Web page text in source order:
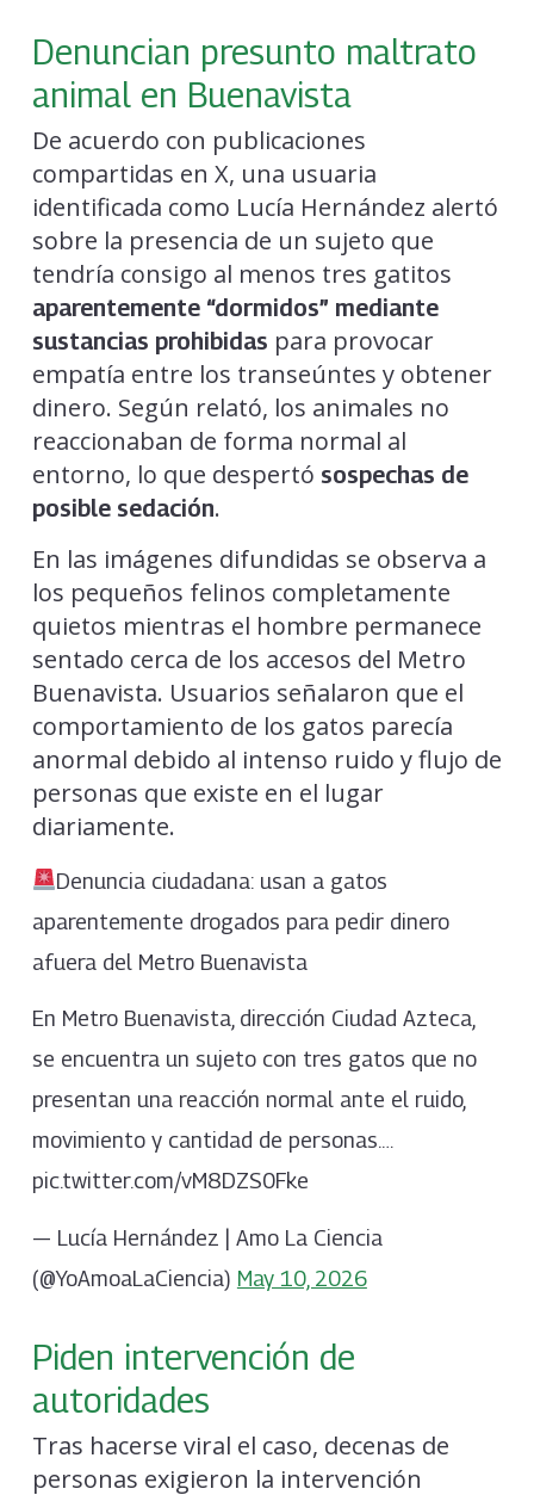
Denuncian presunto maltrato
animal en Buenavista
De acuerdo con publicaciones
compartidas en X, una usuaria
identificada como Lucía Hernández alertó
sobre la presencia de un sujeto que
tendría consigo al menos tres gatitos
aparentemente “dormidos” mediante
sustancias prohibidas para provocar
empatía entre los transeúntes y obtener
dinero. Según relató, los animales no
reaccionaban de forma normal al
entorno, lo que despertó sospechas de
posible sedación.
En las imágenes difundidas se observa a
los pequeños felinos completamente
quietos mientras el hombre permanece
sentado cerca de los accesos del Metro
Buenavista. Usuarios señalaron que el
comportamiento de los gatos parecía
anormal debido al intenso ruido y flujo de
personas que existe en el lugar
diariamente.
Denuncia ciudadana: usan a gatos
aparentemente drogados para pedir dinero
afuera del Metro Buenavista
En Metro Buenavista, dirección Ciudad Azteca,
se encuentra un sujeto con tres gatos que no
presentan una reacción normal ante el ruido,
movimiento y cantidad de personas.…
pic.twitter.com/vM8DZS0Fke
— Lucía Hernández | Amo La Ciencia
(@YoAmoaLaCiencia) May 10, 2026
Piden intervención de
autoridades
Tras hacerse viral el caso, decenas de
personas exigieron la intervención